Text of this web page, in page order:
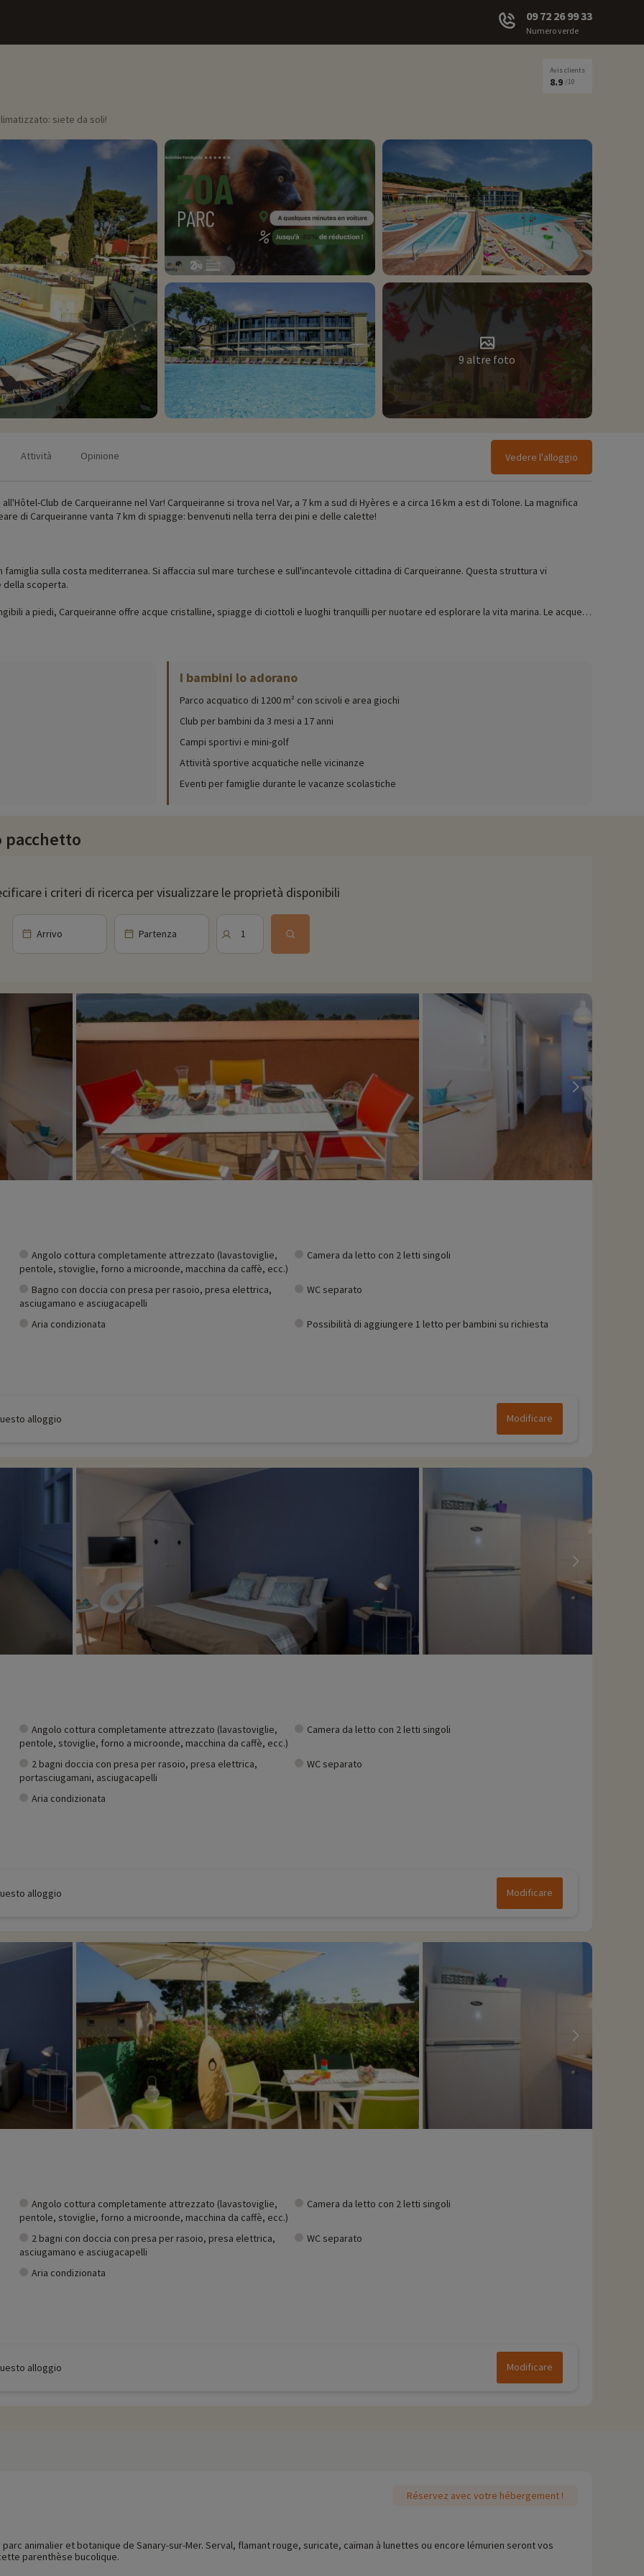
09 72 26 99 33
Numero verde
Avis clients
8.9 /10
siete da soli!
9 altre foto
Attività Opinione Vedere l'alloggio
Club de Carqueiranne nel Var! Carqueiranne si trova nel Var, a 7 km a sud di Hyères e a circa 16 km a est di Tolone. La magnifica
di Carqueiranne vanta 7 km di spiagge: benvenuti nella terra dei pini e delle calette!
sulla costa mediterranea. Si affaccia sul mare turchese e sull'incantevole cittadina di Carqueiranne. Questa struttura vi
della scoperta.
a piedi, Carqueiranne offre acque cristalline, spiagge di ciottoli e luoghi tranquilli per nuotare ed esplorare la vita marina. Le acque
età del club, contenuto del baby pack, ecc.),cliccate qui!
Nel frattempo, i genitori possono godere di una serie di attività di benessere, tra cui sauna, hammam, area relax, tisaneria,
campi da tennis e da pallavolo e, soprattutto, il suo mini-golf, che garantisce il divertimento delle famiglie. Possono anche
più attività! Serate vivaci attendono tutta la famiglia, con lotto, tornei, spettacoli folcloristici, balli, quiz musicali e molto altro ancora in
regionali durante la settimana, utilizzando ogni giorno prodotti freschi locali. Per i vostri momenti di relax, il nostro
e sorseggiare un drink.
di attività emozionanti. Approfittate delle magnifiche spiagge a soli 1,8 km di distanza, scoprite le Isole d'Oro, cimentatevi
ai nostri alloggi: zoo, acquario, ecc. Se abbiamo già negoziato delle attività, queste possono essere prenotate con uno sconto
scoprirle
cliccando qui!
I bambini lo adorano
Parco acquatico di 1200 m² con scivoli e area giochi
Club per bambini da 3 mesi a 17 anni
Campi sportivi e mini-golf
Attività sportive acquatiche nelle vicinanze
Eventi per famiglie durante le vacanze scolastiche
pacchetto
i criteri di ricerca per visualizzare le proprietà disponibili
Arrivo Partenza 1
Angolo cottura completamente attrezzato (lavastoviglie,
pentole, stoviglie, forno a microonde, macchina da caffè, ecc.)
Camera da letto con 2 letti singoli
Bagno con doccia con presa per rasoio, presa elettrica,
asciugamano e asciugacapelli
WC separato
Aria condizionata Possibilità di aggiungere 1 letto per bambini su richiesta
alloggio Modificare
Angolo cottura completamente attrezzato (lavastoviglie,
pentole, stoviglie, forno a microonde, macchina da caffè, ecc.)
Camera da letto con 2 letti singoli
2 bagni doccia con presa per rasoio, presa elettrica,
portasciugamani, asciugacapelli
WC separato
Aria condizionata
alloggio Modificare
Angolo cottura completamente attrezzato (lavastoviglie,
pentole, stoviglie, forno a microonde, macchina da caffè, ecc.)
Camera da letto con 2 letti singoli
2 bagni con doccia con presa per rasoio, presa elettrica,
asciugamano e asciugacapelli
WC separato
Aria condizionata
alloggio Modificare
Réservez avec votre hébergement !
animalier et botanique de Sanary-sur-Mer. Serval, flamant rouge, suricate, caïman à lunettes ou encore lémurien seront vos
parenthèse bucolique.